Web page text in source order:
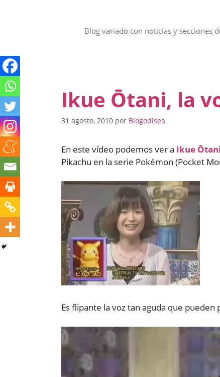
Blog variado con noticias y secciones
Ikue Ōtani, la
31 agosto, 2010 por Blogodisea
En este vídeo podemos ver a Ikue Ōtani
Pikachu en la serie Pokémon (Pocket
Es flipante la voz tan aguda que
Reproductor
de
vídeo